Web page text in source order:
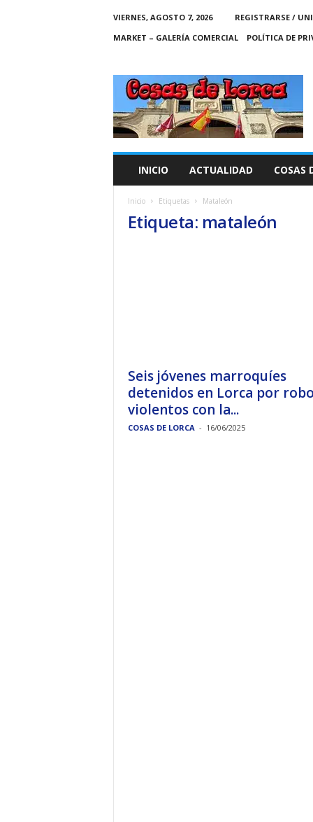
VIERNES, AGOSTO 7, 2026
REGISTRARSE /
MARKET – GALERÍA COMERCIAL
POLÍTICA DE
C
A
S
INICIO ACTUALIDAD COSAS
Inicio Etiquetas Mataleón
Etiqueta: mataleón
Seis jóvenes marroquíes
detenidos en Lorca por
violentos con la...
COSAS DE LORCA - 16/06/2025